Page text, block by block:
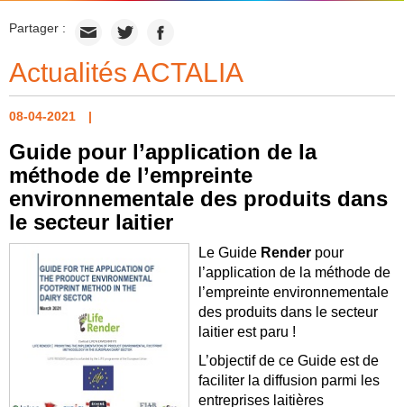
Partager :
Actualités ACTALIA
08-04-2021
Guide pour l’application de la
méthode de l’empreinte
environnementale des produits dans
le secteur laitier
Le Guide Render pour
l’application de la méthode de
l’empreinte environnementale
des produits dans le secteur
laitier est paru !
L’objectif de ce Guide est de
faciliter la diffusion parmi les
entreprises laitières